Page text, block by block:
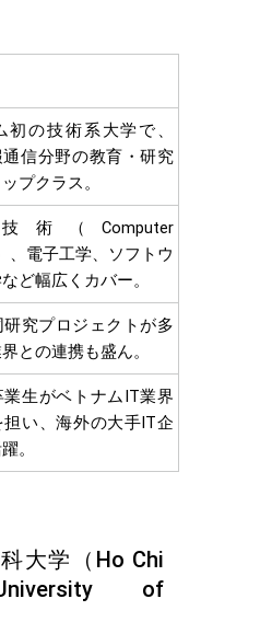
初の技術系大学で、
信分野の教育・研究
プクラス。
術（Computer
、電子工学、ソフトウ
ど幅広くカバー。
研究プロジェクトが多
との連携も盛ん。
業生がベトナムIT業界
担い、海外の大手IT企
。
大学（Ho Chi
of